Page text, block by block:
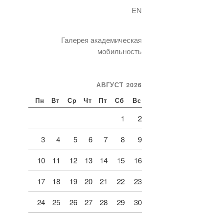
EN
Галерея академическая
мобильность
АВГУСТ 2026
Пн Вт Ср Чт Пт Сб Вс
1 2
3 4 5 6 7 8 9
10 11 12 13 14 15 16
17 18 19 20 21 22 23
24 25 26 27 28 29 30